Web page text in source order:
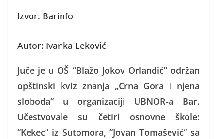
Izvor: Barinfo
Autor: Ivanka Leković
Juče je u OŠ “Blažo Jokov Orlandić” održan
opštinski kviz znanja „Crna Gora i njena
sloboda“ u organizaciji UBNOR-a Bar.
Učestvovale su četiri osnovne škole:
“Kekec“ iz Sutomora, “Jovan Tomašević“ sa